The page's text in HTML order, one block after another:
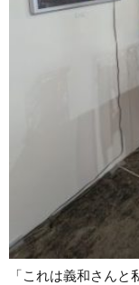
「これは義和さん